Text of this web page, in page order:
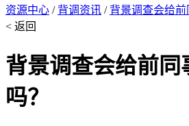
资源中心 / 背调资讯 / 背景调查会给前
< 返回
背景调查会给前同
吗？